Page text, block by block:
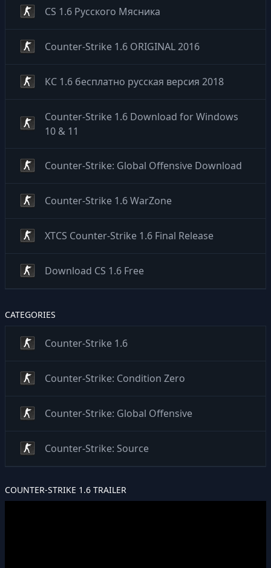
CS 1.6 Русского Мясника
Counter-Strike 1.6 ORIGINAL 2016
КС 1.6 бесплатно русская версия 2018
Counter-Strike 1.6 Download for Windows
10 & 11
Counter-Strike: Global Offensive Download
Counter-Strike 1.6 WarZone
XTCS Counter-Strike 1.6 Final Release
Download CS 1.6 Free
CATEGORIES
Counter-Strike 1.6
Counter-Strike: Condition Zero
Counter-Strike: Global Offensive
Counter-Strike: Source
COUNTER-STRIKE 1.6 TRAILER